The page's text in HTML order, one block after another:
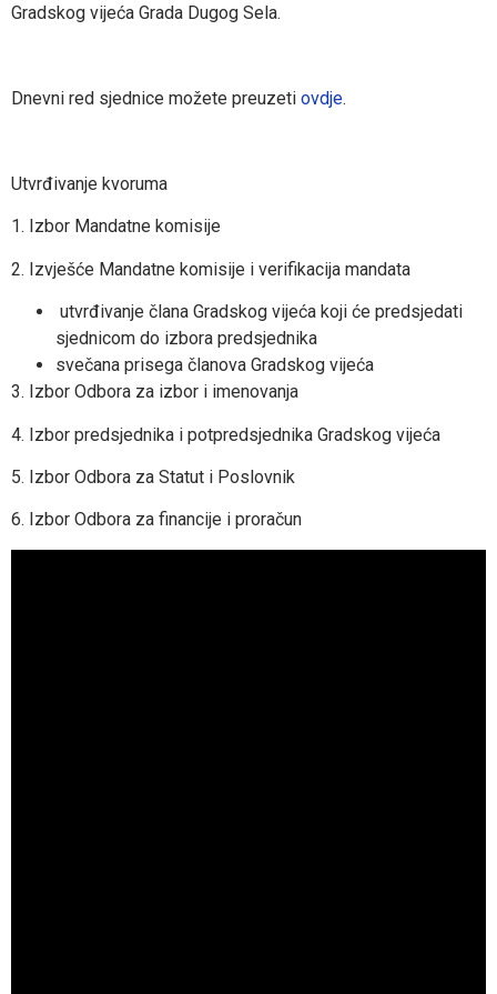
Gradskog vijeća Grada Dugog Sela.
Dnevni red sjednice možete preuzeti ovdje.
Utvrđivanje kvoruma
1. Izbor Mandatne komisije
2. Izvješće Mandatne komisije i verifikacija mandata
utvrđivanje člana Gradskog vijeća koji će predsjedati
sjednicom do izbora predsjednika
svečana prisega članova Gradskog vijeća
3. Izbor Odbora za izbor i imenovanja
4. Izbor predsjednika i potpredsjednika Gradskog vijeća
5. Izbor Odbora za Statut i Poslovnik
6. Izbor Odbora za financije i proračun